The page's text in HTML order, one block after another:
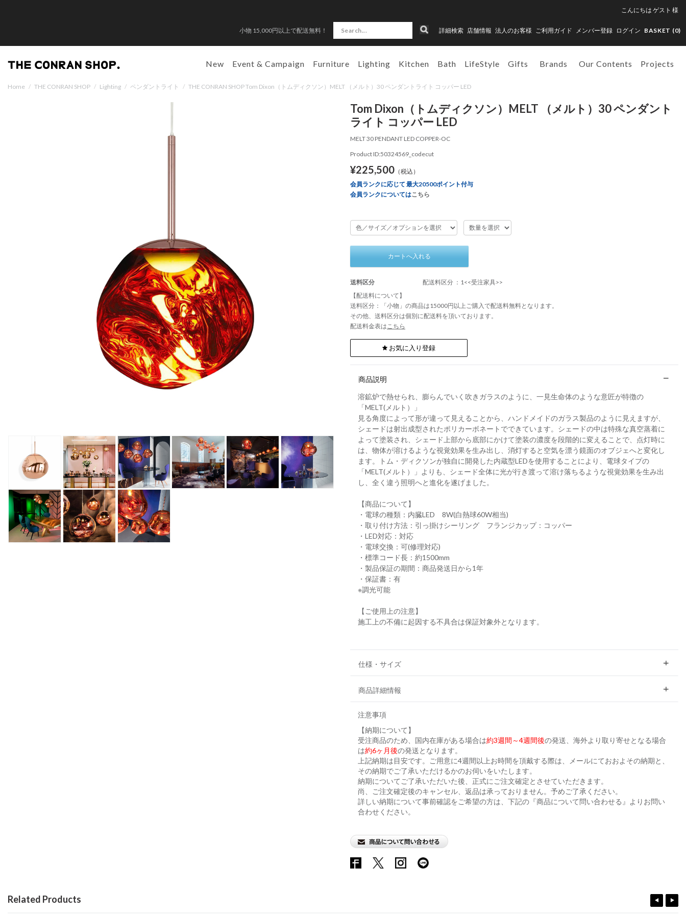
こんにちは ゲスト 様
小物 15,000円以上で配送無料！ 詳細検索 店舗情報 法人のお客様 ご利用ガイド メンバー登録 ログイン BASKET (0)
New Event & Campaign Furniture Lighting Kitchen Bath LifeStyle Gifts Brands Our Contents Projects
Home / THE CONRAN SHOP / Lighting / ペンダントライト / THE CONRAN SHOP Tom Dixon（トムディクソン）MELT （メルト）30 ペンダントライト コッパー LED
Tom Dixon（トムディクソン）MELT （メルト）30 ペンダント
ライト コッパー LED
MELT 30 PENDANT LED COPPER-OC
Product ID:50324569_codecut
¥225,500（税込）
会員ランクに応じて 最大20500ポイント付与
会員ランクについてはこちら
カートへ入れる
送料区分
配送料区分 ：1<<受注家具>>
【配送料について】
送料区分：「小物」の商品は15000円以上ご購入で配送料無料となります。
その他、送料区分は個別に配送料を頂いております。
配送料金表はこちら
お気に入り登録
商品説明
溶鉱炉で熱せられ、膨らんでいく吹きガラスのように、一見生命体のような意匠が特徴の
「MELT(メルト）」
見る角度によって形が違って見えることから、ハンドメイドのガラス製品のように見えますが、
シェードは射出成型されたポリカーボネートでできています。シェードの中は特殊な真空蒸着に
よって塗装され、シェード上部から底部にかけて塗装の濃度を段階的に変えることで、点灯時に
は、物体が溶けるような視覚効果を生み出し、消灯すると空気を漂う鏡面のオブジェへと変化し
ます。トム・ディクソンが独自に開発した内蔵型LEDを使用することにより、電球タイプの
「MELT(メルト）」よりも、シェード全体に光が行き渡って溶け落ちるような視覚効果を生み出
し、全く違う照明へと進化を遂げました。
【商品について】
・電球の種類：内臓LED 8W(白熱球60W相当)
・取り付け方法：引っ掛けシーリング フランジカップ：コッパー
・LED対応：対応
・電球交換：可(修理対応)
・標準コード長：約1500mm
・製品保証の期間：商品発送日から1年
・保証書：有
※調光可能
【ご使用上の注意】
施工上の不備に起因する不具合は保証対象外となります。
仕様・サイズ
商品詳細情報
注意事項
【納期について】
受注商品のため、国内在庫がある場合は約3週間～4週間後の発送、海外より取り寄せとなる場合
は約6ヶ月後の発送となります。
上記納期は目安です。ご用意に4週間以上お時間を頂戴する際は、メールにておおよその納期と、
その納期でご了承いただけるかのお伺いをいたします。
納期についてご了承いただいた後、正式にご注文確定とさせていただきます。
尚、ご注文確定後のキャンセル、返品は承っておりません。予めご了承ください。
詳しい納期について事前確認をご希望の方は、下記の『商品について問い合わせる』よりお問い
合わせください。
Related Products